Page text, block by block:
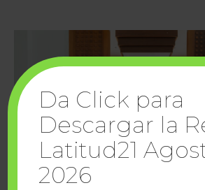
Da Click para
Descargar la
Latitud21
2026